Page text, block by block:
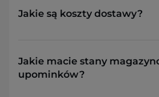
Jakie są koszty dostawy?
Jakie macie stany
upominków?